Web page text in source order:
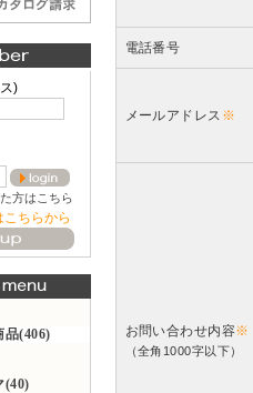
)
方はこちら
ちらから
品(406)
(40)
電話番号
メールアドレス ※
お問い合わせ内容※
（全角1000字以下）